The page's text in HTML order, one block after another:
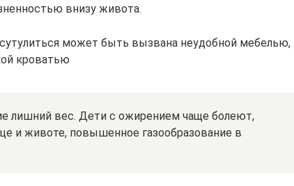
внизу живота.
может быть вызвана неудобной мебелью,
кроватью
лишний вес. Дети с ожирением чаще болеют,
и животе, повышенное газообразование в